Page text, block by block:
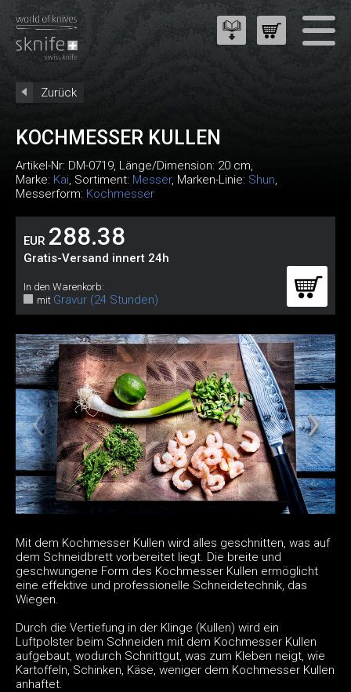
Zurück
KOCHMESSER KULLEN
Artikel-Nr: DM-0719, Länge/Dimension: 20 cm,
Marke: Kai, Sortiment: Messer, Marken-Linie: Shun,
Messerform: Kochmesser
EUR 288.38
Gratis-Versand innert 24h
In den Warenkorb:
mit Gravur (24 Stunden)
Mit dem Kochmesser Kullen wird alles geschnitten, was auf
dem Schneidbrett vorbereitet liegt. Die breite und
geschwungene Form des Kochmesser Kullen ermöglicht
eine effektive und professionelle Schneidetechnik, das
Wiegen.
Durch die Vertiefung in der Klinge (Kullen) wird ein
Luftpolster beim Schneiden mit dem Kochmesser Kullen
aufgebaut, wodurch Schnittgut, was zum Kleben neigt, wie
Kartoffeln, Schinken, Käse, weniger dem Kochmesser Kullen
anhaftet.